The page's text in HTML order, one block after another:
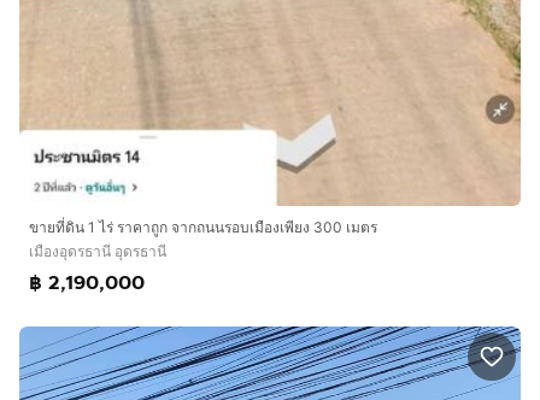
ขายที่ดิน 1 ไร่ ราคาถูก จากถนนรอบเมืองเพียง 300 เมตร
เมืองอุดรธานี อุดรธานี
฿ 2,190,000